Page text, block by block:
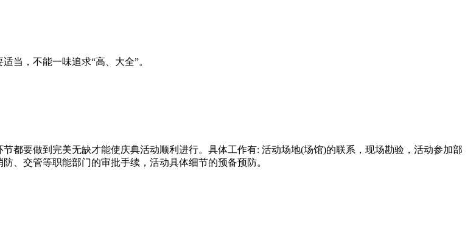
当，不能一味追求“高、大全”。
都要做到完美无缺才能使庆典活动顺利进行。具体工作有: 活动场地(场馆)的联系，现场勘验，活动参加部
、交管等职能部门的审批手续，活动具体细节的预备预防。